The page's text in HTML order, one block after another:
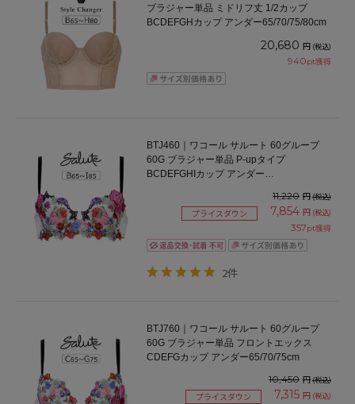
ブラジャー単品 ミドリフ丈 1/2カップ
BCDEFGHカップ アンダー65/70/75/80cm
20,680 円 (税込)
940pt獲得
BTJ460｜ワコール サルート 60グループ
60G ブラジャー単品 P-upタイプ
BCDEFGHIカップ アンダー
11,220 円(税込)
プライスダウン 7,854 円 (税込)
357pt獲得
2件
BTJ760｜ワコール サルート 60グループ
60G ブラジャー単品 フロントエックス
CDEFGカップ アンダー65/70/75cm
10,450 円(税込)
プライスダウン 7,315 円 (税込)